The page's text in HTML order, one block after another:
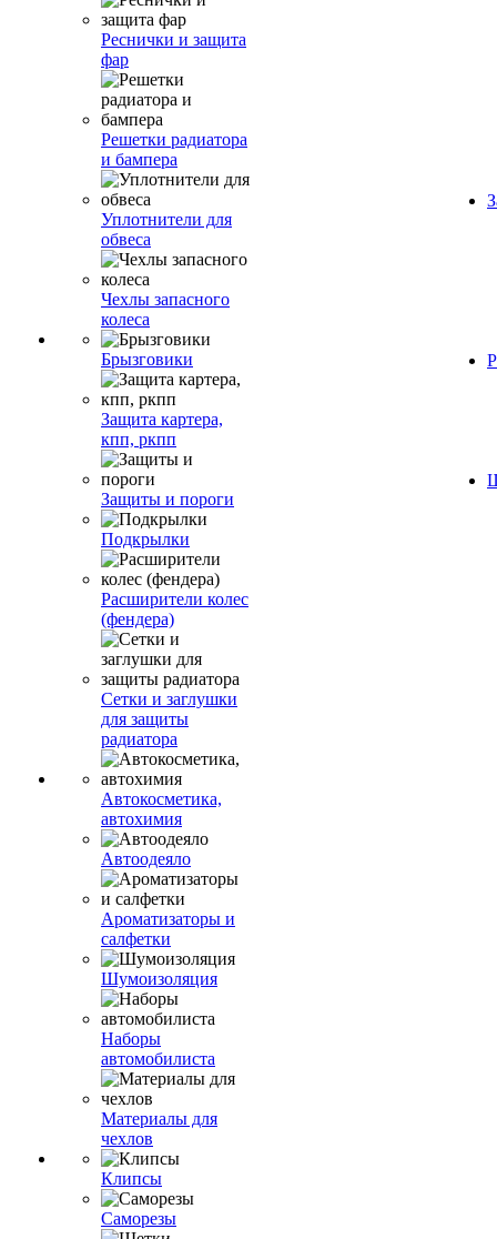
Реснички и защита
фар
Решетки радиатора
и бампера
Уплотнители для
обвеса
Чехлы запасного
колеса
Брызговики
Защита картера,
кпп, ркпп
Защиты и пороги
Подкрылки
Расширители колес
(фендера)
Сетки и заглушки
для защиты
радиатора
Автокосметика,
автохимия
Автоодеяло
Ароматизаторы и
салфетки
Шумоизоляция
Наборы
автомобилиста
Материалы для
чехлов
Клипсы
Саморезы